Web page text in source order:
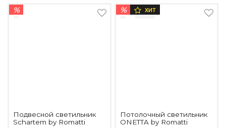
%
Подвесной светильник
Schartem by Romatti
% ХИТ
Потолочный светильник
ONETTA by Romatti